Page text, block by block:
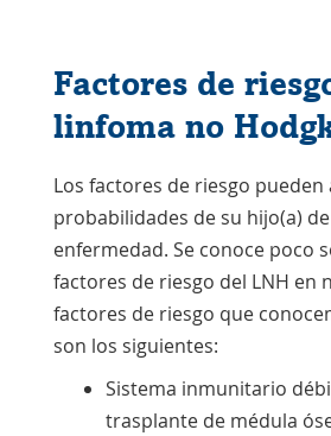
Factores de
linfoma no
Los factores de riesgo
probabilidades de su hijo(a)
enfermedad. Se conoce poco
factores de riesgo del LNH en
factores de riesgo que
son los siguientes:
Sistema inmunitario
trasplante de médula